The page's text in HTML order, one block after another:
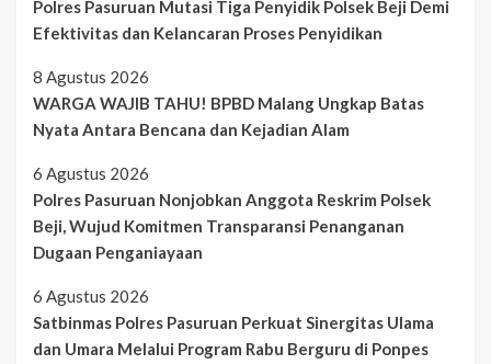
Polres Pasuruan Mutasi Tiga Penyidik Polsek Beji Demi
Efektivitas dan Kelancaran Proses Penyidikan
8 Agustus 2026
WARGA WAJIB TAHU! BPBD Malang Ungkap Batas
Nyata Antara Bencana dan Kejadian Alam
6 Agustus 2026
Polres Pasuruan Nonjobkan Anggota Reskrim Polsek
Beji, Wujud Komitmen Transparansi Penanganan
Dugaan Penganiayaan
6 Agustus 2026
Satbinmas Polres Pasuruan Perkuat Sinergitas Ulama
dan Umara Melalui Program Rabu Berguru di Ponpes